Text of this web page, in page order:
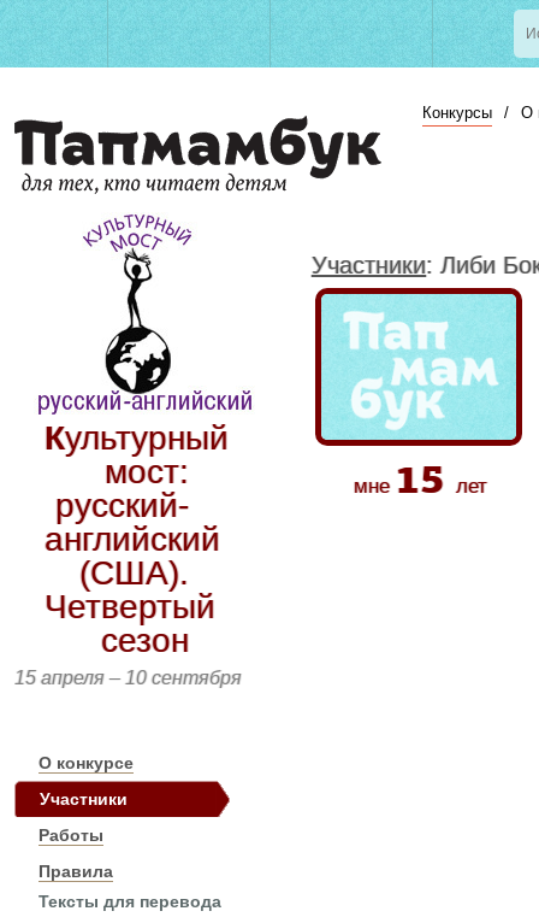
Конкурсы / О
Культурный
мост:
русский-
английский
(США).
Четвертый
сезон
15 апреля – 10 сентября
О конкурсе
Участники
Работы
Правила
Тексты для перевода
Участники: Либи
мне 15лет